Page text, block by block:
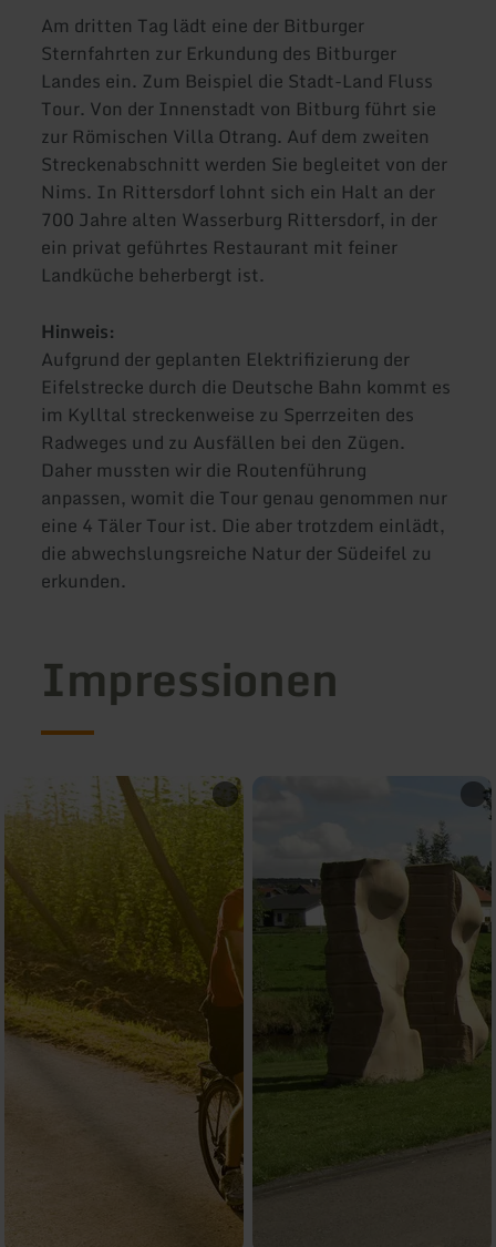
Am dritten Tag lädt eine der Bitburger
Sternfahrten zur Erkundung des Bitburger
Landes ein. Zum Beispiel die Stadt-Land Fluss
Tour. Von der Innenstadt von Bitburg führt sie
zur Römischen Villa Otrang. Auf dem zweiten
Streckenabschnitt werden Sie begleitet von der
Nims. In Rittersdorf lohnt sich ein Halt an der
700 Jahre alten Wasserburg Rittersdorf, in der
ein privat geführtes Restaurant mit feiner
Landküche beherbergt ist.
Hinweis:
Aufgrund der geplanten Elektrifizierung der
Eifelstrecke durch die Deutsche Bahn kommt es
im Kylltal streckenweise zu Sperrzeiten des
Radweges und zu Ausfällen bei den Zügen.
Daher mussten wir die Routenführung
anpassen, womit die Tour genau genommen nur
eine 4 Täler Tour ist. Die aber trotzdem einlädt,
die abwechslungsreiche Natur der Südeifel zu
erkunden.
Impressionen